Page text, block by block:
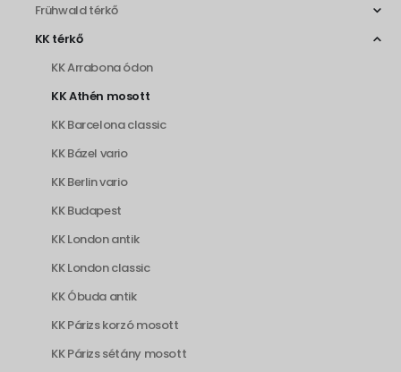
Frühwald térkő
KK térkő
KK Arrabona ódon
KK Athén mosott
KK Barcelona classic
KK Bázel vario
KK Berlin vario
KK Budapest
KK London antik
KK London classic
KK Óbuda antik
KK Párizs korzó mosott
KK Párizs sétány mosott